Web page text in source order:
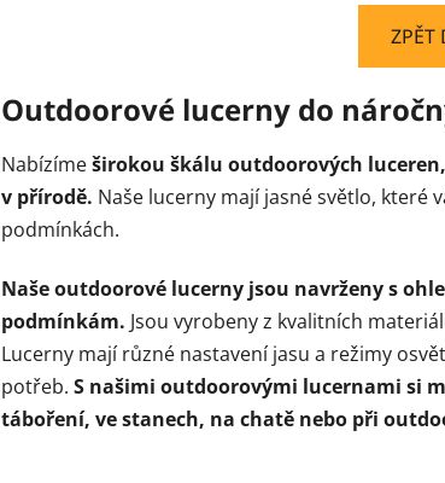
ZPĚT
Outdoorové lucerny do
Nabízímeširokou škálu outdoorových
v přírodě. Naše lucerny mají jasné světlo, které
podmínkách.
Naše outdoorové lucerny jsou navrženy s
podmínkám. Jsou vyrobeny z kvalitních
Lucerny mají různé nastavení jasu a režimy
potřeb. S našimi outdoorovými lucernami si
táboření, ve stanech, na chatě nebo při